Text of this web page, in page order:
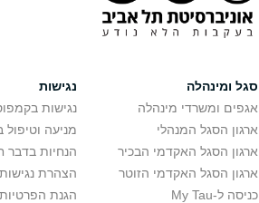
סגל ומינהלה
אגפים ומשרדי מינהלה
ארגון הסגל המנהלי
ארגון הסגל האקדמי הבכיר
ארגון הסגל האקדמי הזוטר
כניסה ל-My Tau
נגישות
נגישות
מניעה
הנחיות בדבר
הצהרת נגישות
הגנת הפרטיות